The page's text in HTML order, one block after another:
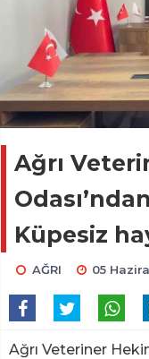
Ağrı
Küpesiz
AĞRI 05
Ağrı Veteriner